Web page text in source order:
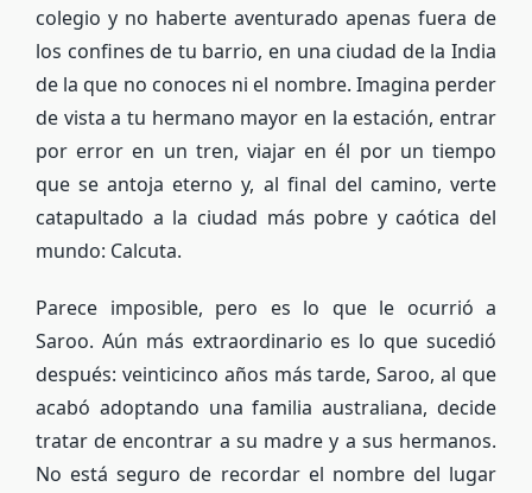
colegio y no haberte aventurado apenas fuera de
los confines de tu barrio, en una ciudad de la India
de la que no conoces ni el nombre. Imagina perder
de vista a tu hermano mayor en la estación, entrar
por error en un tren, viajar en él por un tiempo
que se antoja eterno y, al final del camino, verte
catapultado a la ciudad más pobre y caótica del
mundo: Calcuta.
Parece imposible, pero es lo que le ocurrió a
Saroo. Aún más extraordinario es lo que sucedió
después: veinticinco años más tarde, Saroo, al que
acabó adoptando una familia australiana, decide
tratar de encontrar a su madre y a sus hermanos.
No está seguro de recordar el nombre del lugar